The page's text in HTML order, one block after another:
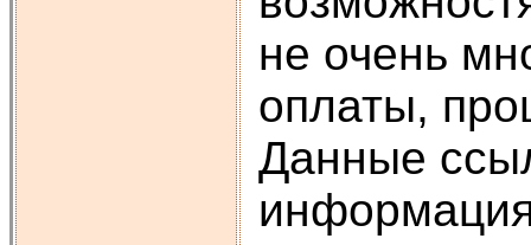
не очень
оплаты,
Данные